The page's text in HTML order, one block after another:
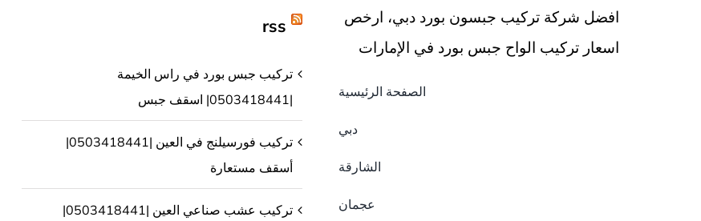
افضل شركة تركيب جبسون بورد دبي، ارخص
اسعار تركيب الواح جبس بورد في الإمارات
الصفحة الرئيسية
دبي
الشارقة
عجمان
rss
تركيب جبس بورد في راس الخيمة
|0503418441| اسقف جبس
تركيب فورسيلنج في العين |0503418441|
أسقف مستعارة
تركيب عشب صناعي العين |0503418441|